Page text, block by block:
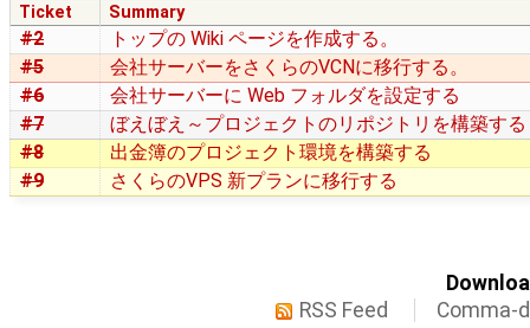
Ticket Summary
#2
トップの Wiki ページを作成する。
#5
会社サーバーをさくらのVCNに移行する。
#6
会社サーバーに Web フォルダを設定する
#7
ぼえぼえ～プロジェクトのリポジトリを構築する
#8
出金簿のプロジェクト環境を構築する
#9
さくらのVPS 新プランに移行する
RSS Feed
Comma-